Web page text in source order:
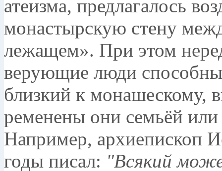
атеизма, предлагалось
монастырскую стену
лежащем». При этом
верующие люди
близкий к мо­нашескому,
ременены они семьёй или
Например, архиепископ
годы писал: "Всякий